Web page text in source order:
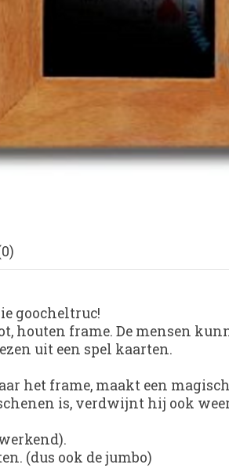
goocheltruc!
houten frame. De mensen
uit een spel kaarten.
het frame, maakt een
is, verdwijnt hij ook
(dus ook de jumbo)